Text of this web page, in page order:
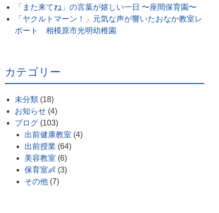
「また来てね」の言葉が嬉しい一日 〜座間保育園〜
「ヤクルトマーン！」元気な声が響いたおなか教室レ
ポート 相模原市光明幼稚園
カテゴリー
未分類 (18)
お知らせ (4)
ブログ (103)
出前健康教室 (4)
出前授業 (64)
美容教室 (6)
保育室👶 (3)
その他 (7)